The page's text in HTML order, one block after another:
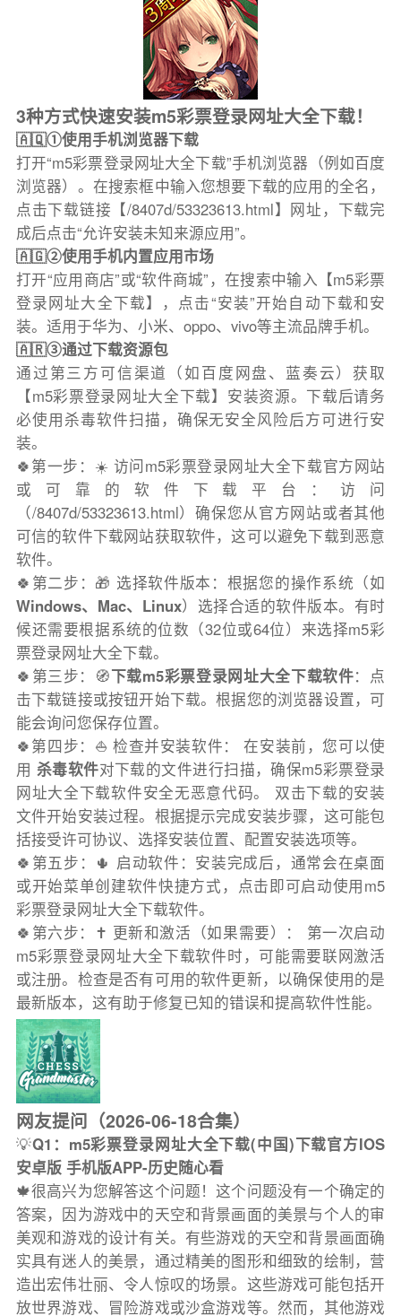
3种方式快速安装m5彩票登录网址大全下载！
🇦🇶①使用手机浏览器下载
打开“m5彩票登录网址大全下载”手机浏览器（例如百度
浏览器）。在搜索框中输入您想要下载的应用的全名，
点击下载链接【/8407d/53323613.html】网址，下载完
成后点击“允许安装未知来源应用”。
🇦🇬②使用手机内置应用市场
打开“应用商店”或“软件商城”，在搜索中输入【m5彩票
登录网址大全下载】，点击“安装”开始自动下载和安
装。适用于华为、小米、oppo、vivo等主流品牌手机。
🇦🇷③通过下载资源包
通过第三方可信渠道（如百度网盘、蓝奏云）获取
【m5彩票登录网址大全下载】安装资源。下载后请务
必使用杀毒软件扫描，确保无安全风险后方可进行安
装。
🍀第一步：☀️ 访问m5彩票登录网址大全下载官方网站
或可靠的软件下载平台：访问
（/8407d/53323613.html）确保您从官方网站或者其他
可信的软件下载网站获取软件，这可以避免下载到恶意
软件。
🍀第二步：🎁 选择软件版本：根据您的操作系统（如
Windows、Mac、Linux）选择合适的软件版本。有时
候还需要根据系统的位数（32位或64位）来选择m5彩
票登录网址大全下载。
🍀第三步：🧭下载m5彩票登录网址大全下载软件：点
击下载链接或按钮开始下载。根据您的浏览器设置，可
能会询问您保存位置。
🍀第四步：⛵️ 检查并安装软件： 在安装前，您可以使
用 杀毒软件对下载的文件进行扫描，确保m5彩票登录
网址大全下载软件安全无恶意代码。 双击下载的安装
文件开始安装过程。根据提示完成安装步骤，这可能包
括接受许可协议、选择安装位置、配置安装选项等。
🍀第五步：🌵 启动软件：安装完成后，通常会在桌面
或开始菜单创建软件快捷方式，点击即可启动使用m5
彩票登录网址大全下载软件。
🍀第六步：✝️ 更新和激活（如果需要）： 第一次启动
m5彩票登录网址大全下载软件时，可能需要联网激活
或注册。检查是否有可用的软件更新，以确保使用的是
最新版本，这有助于修复已知的错误和提高软件性能。
网友提问（2026-06-18合集）
💡Q1：m5彩票登录网址大全下载(中国)下载官方IOS
安卓版 手机版APP-历史随心看
🍁很高兴为您解答这个问题！这个问题没有一个确定的
答案，因为游戏中的天空和背景画面的美景与个人的审
美观和游戏的设计有关。有些游戏的天空和背景画面确
实具有迷人的美景，通过精美的图形和细致的绘制，营
造出宏伟壮丽、令人惊叹的场景。这些游戏可能包括开
放世界游戏、冒险游戏或沙盒游戏等。然而，其他游戏